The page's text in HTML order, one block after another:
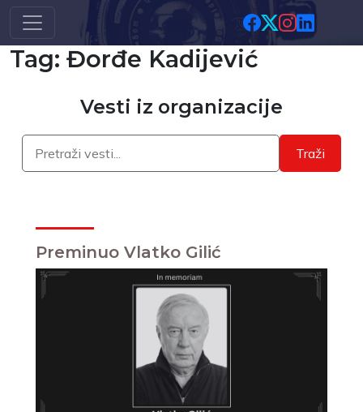
Skip to main content
Tag: Đorđe Kadijević
Vesti iz organizacije
Traži
Preminuo Vlatko Gilić